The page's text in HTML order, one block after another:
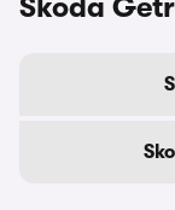
Skoda